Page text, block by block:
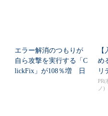
エラー解消のつもりが
自ら攻撃を実行する「C
lickFix」が108％増 日
め
リ
ノ)